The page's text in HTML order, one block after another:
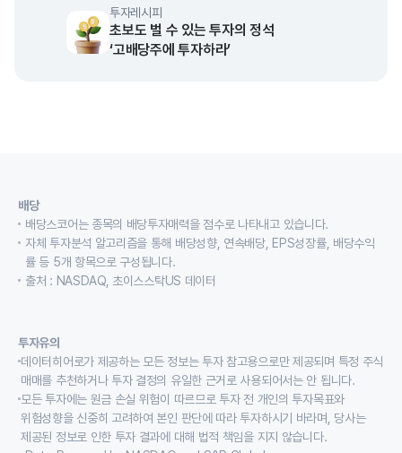
투자레시피
초보도 벌 수 있는 투자의 정석
‘고배당주에 투자하라’
배당
배당스코어는 종목의 배당투자매력을 점수로 나타내고 있습니다.
자체 투자분석 알고리즘을 통해 배당성향, 연속배당, EPS성장률, 배당수익
률 등 5개 항목으로 구성됩니다.
출처 : NASDAQ, 초이스스탁US 데이터
투자유의
데이터히어로가 제공하는 모든 정보는 투자 참고용으로만 제공되며 특정 주식
매매를 추천하거나 투자 결정의 유일한 근거로 사용되어서는 안 됩니다.
모든 투자에는 원금 손실 위험이 따르므로 투자 전 개인의 투자목표와
위험성향을 신중히 고려하여 본인 판단에 따라 투자하시기 바라며, 당사는
제공된 정보로 인한 투자 결과에 대해 법적 책임을 지지 않습니다.